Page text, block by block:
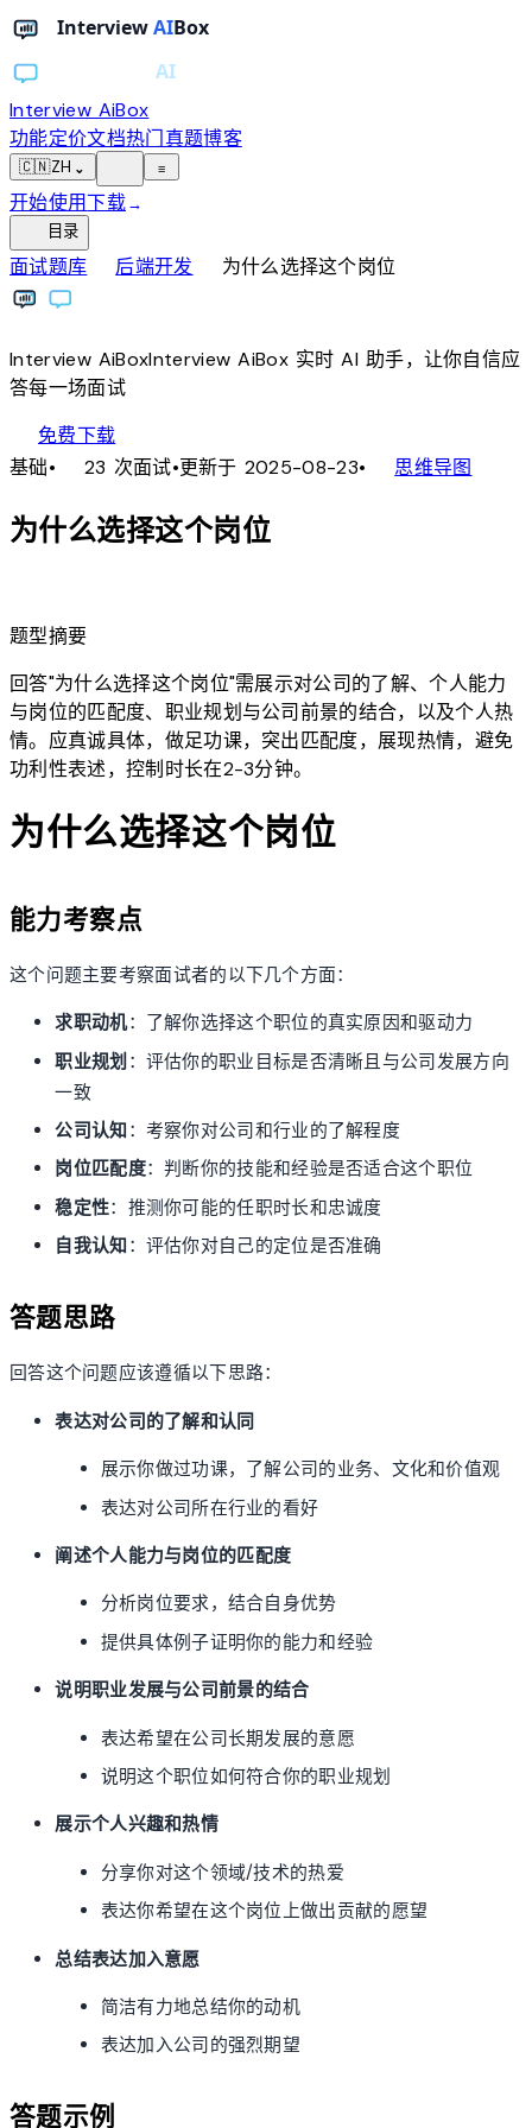
Interview AiBox
功能定价文档热门真题博客
🇨🇳ZH ⌄ ≡
开始使用下载→
目录
面试题库chevron_right后端开发chevron_right 为什么选择这个岗位
Interview AiBoxInterviewAiBox实时 AI 助手，让你自信应
答每一场面试
免费下载
基础• 23 次面试•更新于 2025-08-23• account_tree思维导图
为什么选择这个岗位
题型摘要
回答"为什么选择这个岗位"需展示对公司的了解、个人能力
与岗位的匹配度、职业规划与公司前景的结合，以及个人热
情。应真诚具体，做足功课，突出匹配度，展现热情，避免
功利性表述，控制时长在2-3分钟。
为什么选择这个岗位
能力考察点
这个问题主要考察面试者的以下几个方面：
求职动机：了解你选择这个职位的真实原因和驱动力
职业规划 ：评估你的职业目标是否清晰且与公司发展方向
一致
公司认知 ：考察你对公司和行业的了解程度
岗位匹配度：判断你的技能和经验是否适合这个职位
稳定性：推测你可能的任职时长和忠诚度
自我认知 ：评估你对自己的定位是否准确
答题思路
回答这个问题应该遵循以下思路：
表达对公司的了解和认同
展示你做过功课，了解公司的业务、文化和价值观
表达对公司所在行业的看好
阐述个人能力与岗位的匹配度
分析岗位要求，结合自身优势
提供具体例子证明你的能力和经验
说明职业发展与公司前景的结合
表达希望在公司长期发展的意愿
说明这个职位如何符合你的职业规划
展示个人兴趣和热情
分享你对这个领域/技术的热爱
表达你希望在这个岗位上做出贡献的愿望
总结表达加入意愿
简洁有力地总结你的动机
表达加入公司的强烈期望
答题示例